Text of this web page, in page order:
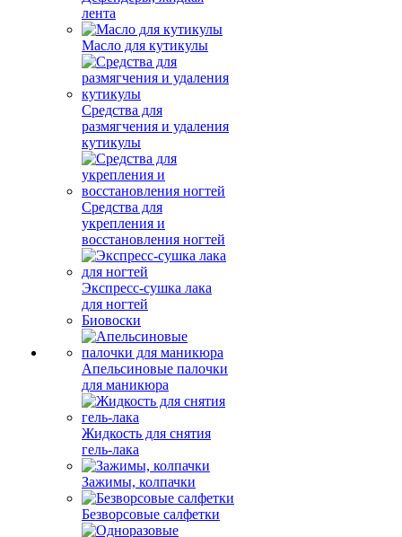
лента
Масло для кутикулы
Средства для
размягчения и удаления
кутикулы
Средства для
укрепления и
восстановления ногтей
Экспресс-сушка лака
для ногтей
Биовоски
Апельсиновые палочки
для маникюра
Жидкость для снятия
гель-лака
Зажимы, колпачки
Безворсовые салфетки